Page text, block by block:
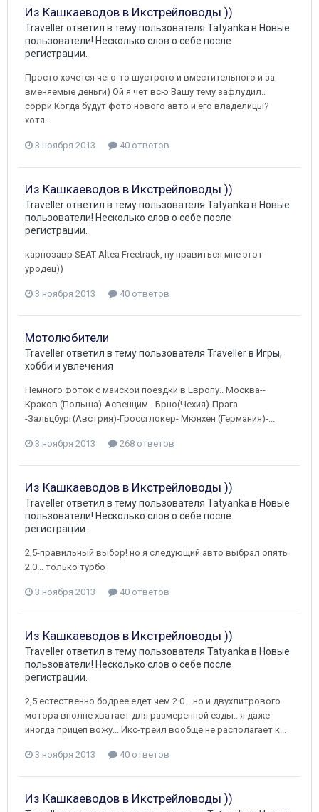
Из Кашкаеводов в Икстрейловоды ))
Travellerответил в тему пользователя Tatyanka в Новые
пользователи! Несколько слов о себе после
регистрации.
Просто хочется чего-то шустрого и вместительного и за
вменяемые деньги) Ой я чет всю Вашу тему зафлудил..
сорри Когда будут фото нового авто и его владелицы?
хотя...
3 ноября 2013 40 ответов
Из Кашкаеводов в Икстрейловоды ))
Travellerответил в тему пользователя Tatyanka в Новые
пользователи! Несколько слов о себе после
регистрации.
карнозавр SEAT Altea Freetrack, ну нравиться мне этот
уродец))
3 ноября 2013 40 ответов
Мотолюбители
Travellerответил в тему пользователя Travellerв Игры,
хобби и увлечения
Немного фоток с майской поездки в Европу.. Москва--
Краков (Польша)-Асвенцим - Брно(Чехия)-Прага
-Зальцбург(Австрия)-Гроссглокер- Мюнхен (Германия)-...
3 ноября 2013 268 ответов
Из Кашкаеводов в Икстрейловоды ))
Travellerответил в тему пользователя Tatyanka в Новые
пользователи! Несколько слов о себе после
регистрации.
2,5-правильный выбор! но я следующий авто выбрал опять
2.0... только турбо
3 ноября 2013 40 ответов
Из Кашкаеводов в Икстрейловоды ))
Travellerответил в тему пользователя Tatyanka в Новые
пользователи! Несколько слов о себе после
регистрации.
2,5 естественно бодрее едет чем 2.0 .. но и двухлитрового
мотора вполне хватает для размеренной езды.. я даже
иногда прицеп вожу... Икс-треил вообще не располагает к...
3 ноября 2013 40 ответов
Из Кашкаеводов в Икстрейловоды ))